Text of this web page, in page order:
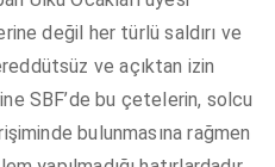
değil her türlü saldırı ve
ve açıktan izin
SBF’de bu çetelerin, solcu
bulunmasına rağmen